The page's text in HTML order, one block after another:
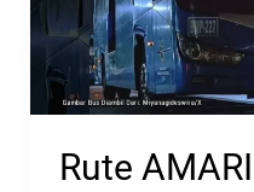
Rute